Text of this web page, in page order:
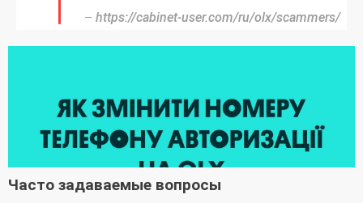
https://cabinet-user.com/ru/olx/scammers/
Часто задаваемые вопросы